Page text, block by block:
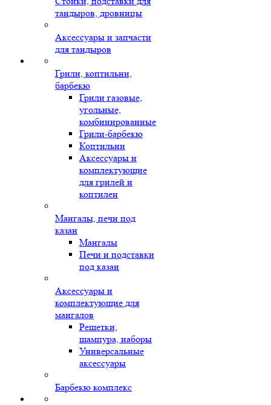
тандыров, дровницы
Аксессуары и запчасти
для тандыров
Грили, коптильни,
барбекю
Грили газовые,
угольные,
комбинированные
Грили-барбекю
Коптильни
Аксессуары и
комплектующие
для грилей и
коптилен
Мангалы, печи под
казан
Мангалы
Печи и подставки
под казан
Аксессуары и
комплектующие для
мангалов
Решетки,
шампура, наборы
Универсальные
аксессуары
Барбекю комплекс